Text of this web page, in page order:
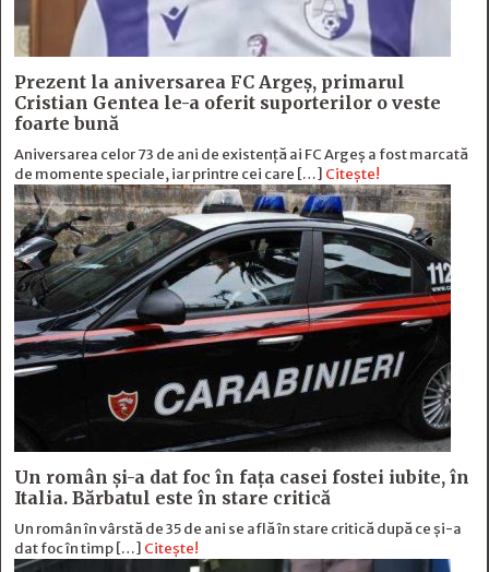
Prezent la aniversarea FC Argeș, primarul
Cristian Gentea le-a oferit suporterilor o veste
foarte bună
Aniversarea celor 73 de ani de existență ai FC Argeș a fost marcată
de momente speciale, iar printre cei care […] Citește!
Un român și-a dat foc în fața casei fostei iubite, în
Italia. Bărbatul este în stare critică
Un român în vârstă de 35 de ani se află în stare critică după ce și-a
dat foc în timp […] Citește!